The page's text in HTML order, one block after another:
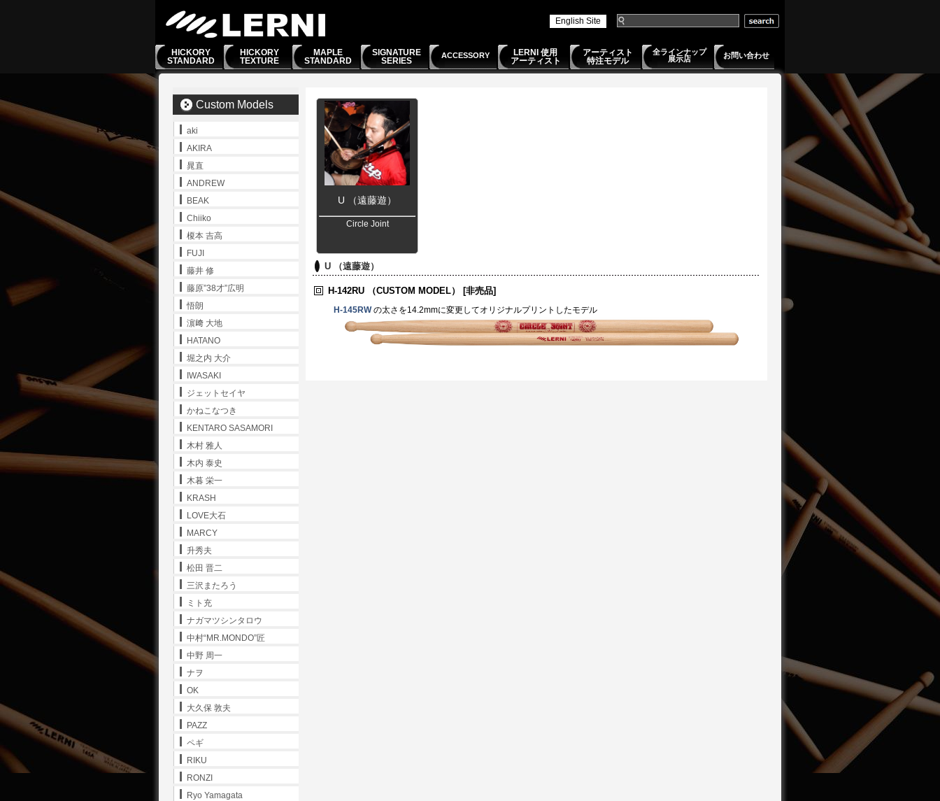
English Site
HICKORY
STANDARD
HICKORY
TEXTURE
MAPLE
STANDARD
SIGNATURE
SERIES
ACCESSORY
LERNI 使用
アーティスト
アーティスト
特注モデル
全ラインナップ
展示店
お問い合わせ
U （遠藤遊）
Circle Joint
U （遠藤遊）
H-142RU （CUSTOM MODEL） [非売品]
H-145RWの太さを14.2mmに変更してオリジナルプリントしたモデル
Custom Models
aki
AKIRA
晁直
ANDREW
BEAK
Chiiko
榎本 吉高
FUJI
藤井 修
藤原”38才”広明
悟朗
濵﨑 大地
HATANO
堀之内 大介
IWASAKI
ジェットセイヤ
かねこなつき
KENTARO SASAMORI
木村 雅人
木内 泰史
木暮 栄一
KRASH
LOVE大石
MARCY
升秀夫
松田 晋二
三沢またろう
ミト充
ナガマツシンタロウ
中村“MR.MONDO”匠
中野 周一
ナヲ
OK
大久保 敦夫
PAZZ
ペギ
RIKU
RONZI
Ryo Yamagata